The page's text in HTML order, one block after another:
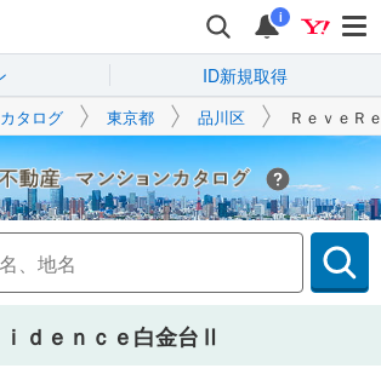
i
ID新規取得
タログ 東京都 品川区 ＲｅｖｅＲ
Yahoo!不動産
ｄｅｎｃｅ白金台Ⅱ